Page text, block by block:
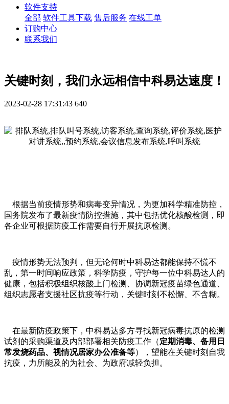
软件支持
全部 软件工具下载 售后服务 在线工单
订购中心
联系我们
关键时刻，我们永远相信中科易达速度！
2023-02-28 17:31:43 640
根据当前疫情形势和病毒变异情况，为更加科学精准防控，
国务院发布了最新疫情防控措施，其中包括优化核酸检测，即
各企业可根据防疫工作需要自行开展抗原检测。
疫情形势无法预判，但无论何时中科易达都能保持不慌不
乱，第一时间响应政策，科学防疫，守护每一位中科易达人的
健康，包括积极组织核酸上门检测、协调新冠疫苗绿色通道、
组织志愿者支援社区抗疫等行动，关键时刻不松懈、不含糊。
在最新防疫政策下，中科易达多方寻找新冠病毒抗原的检测
试剂的采购渠道及内部部署相关防疫工作（定期消毒、备用日
常发烧药品、视情况居家办公准备等），望能在关键时刻自我
抗疫，力所能及的为社会、为政府减轻负担。